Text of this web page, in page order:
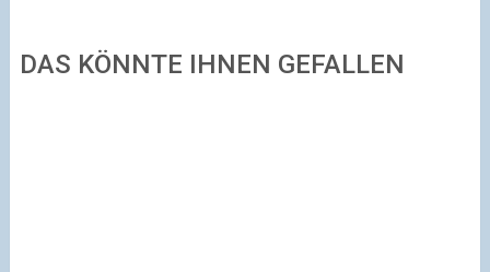
DAS KÖNNTE IHNEN GEFALLEN